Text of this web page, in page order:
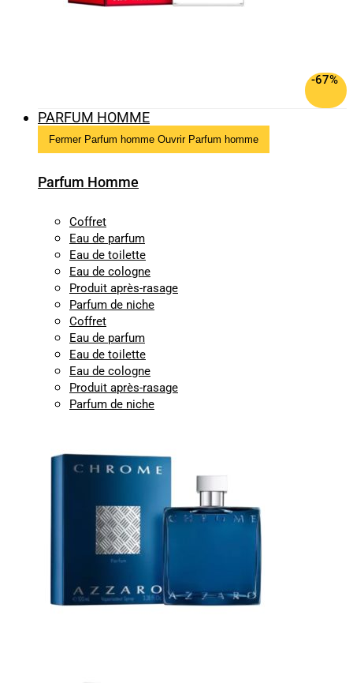
-67%
PARFUM HOMME
Fermer Parfum homme Ouvrir Parfum homme
Parfum Homme
Coffret
Eau de parfum
Eau de toilette
Eau de cologne
Produit après-rasage
Parfum de niche
Coffret
Eau de parfum
Eau de toilette
Eau de cologne
Produit après-rasage
Parfum de niche